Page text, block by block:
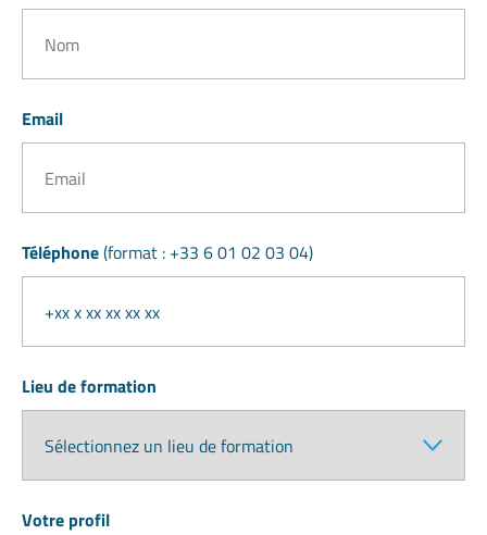
Email
Téléphone(format : +33 6 01 02 03 04)
Lieu de formation
Votre profil